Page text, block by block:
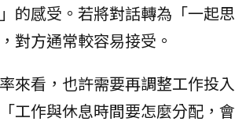
的感受。若將對話轉為「一起思
對方通常較容易接受。
來看，也許需要再調整工作投入
工作與休息時間要怎麼分配，會